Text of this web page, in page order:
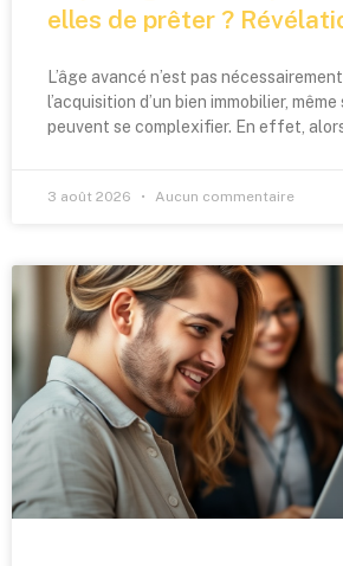
elles de prêter ?
L’âge avancé n’est pas
l’acquisition d’un bien immobilier,
peuvent se complexifier. En effet,
3 août 2026 Aucun commentaire